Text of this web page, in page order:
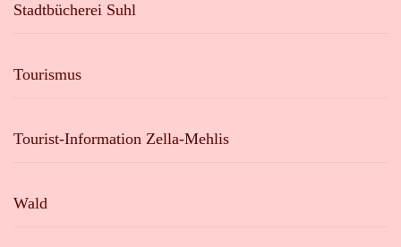
Stadtbücherei Suhl
Tourismus
Tourist-Information Zella-Mehlis
Wald